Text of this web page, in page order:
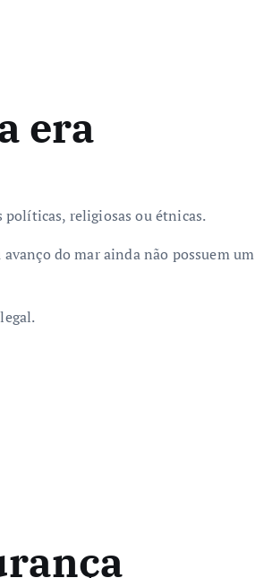
era
políticas, religiosas ou étnicas.
do mar ainda não possuem um